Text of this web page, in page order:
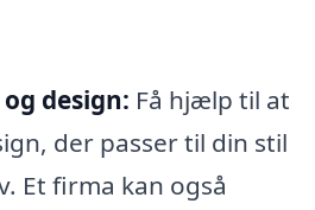
design: Få hjælp til at
der passer til din stil
Et firma kan også